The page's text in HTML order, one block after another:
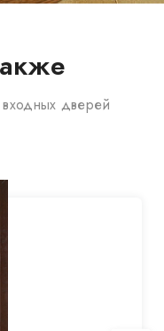
дверей